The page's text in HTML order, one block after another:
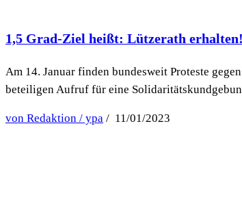
1,5 Grad-Ziel heißt: Lützerath
Am 14. Januar finden bundesweit Proteste
beteiligen Aufruf für eine
von Redaktion / ypa / 11/01/2023